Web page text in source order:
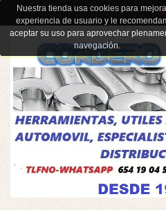
Nuestra tienda usa cookies para
experiencia de usuario y le
aceptar su uso para aprovechar
navegación.